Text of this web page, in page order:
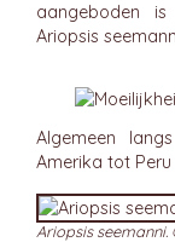
aangeboden
Ariopsis
Algemeen
Amerika tot
Ariopsis